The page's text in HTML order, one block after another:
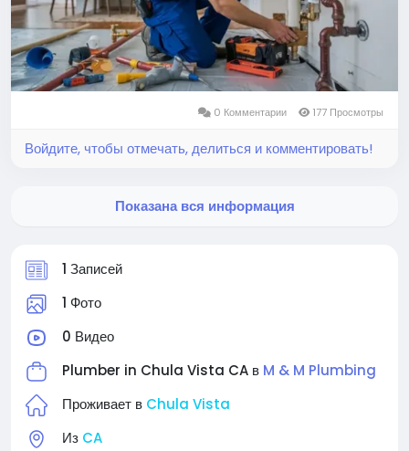
1 Записей
1 Фото
0 Видео
Plumber in Chula Vista CA в M & M Plumbing
Проживает в Chula Vista
Из CA
0 Комментарии 177 Просмотры
Войдите, чтобы отмечать, делиться и комментировать!
Показана вся информация